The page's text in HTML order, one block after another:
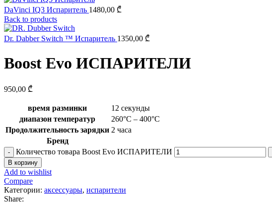
DaVinci IQ3 Испаритель 1480,00 ₾
Back to products
Dr. Dabber Switch ™ Испаритель 1350,00 ₾
Boost Evo ИСПАРИТЕЛИ
950,00 ₾
время разминки
12 секунды
диапазон температур
260°C – 400°C
Продолжительность зарядки 2 часа
Бренд
Количество товара Boost Evo ИСПАРИТЕЛИ
В корзину
Add to wishlist
Compare
Категории: аксессуары, испарители
Share: